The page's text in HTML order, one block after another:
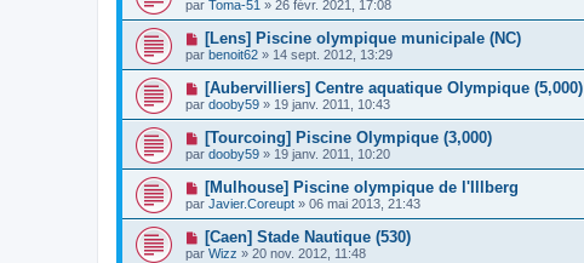
par Toma-51 » 26 févr. 2021, 17:08
[Lens] Piscine olympique municipale (NC)
par benoit62 » 14 sept. 2012, 13:29
[Aubervilliers] Centre aquatique Olympique (5,000)
par dooby59 » 19 janv. 2011, 10:43
[Tourcoing] Piscine Olympique (3,000)
par dooby59 » 19 janv. 2011, 10:20
[Mulhouse] Piscine olympique de l'Illberg
par Javier.Coreupt » 06 mai 2013, 21:43
[Caen] Stade Nautique (530)
par Wizz » 20 nov. 2012, 11:48